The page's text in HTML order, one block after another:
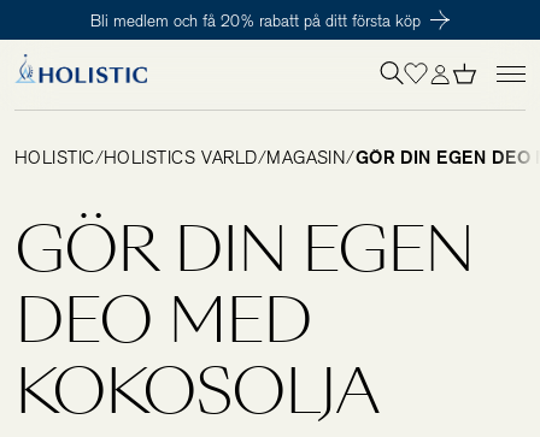
Bli medlem och få 20% rabatt på ditt första köp
Kit
Tillagd i varukorgen Till kassan
För att påbörja en prenumeration hos oss så behöver du vara medlem i
Holistic Club. Det är helt kostnadsfritt.
HOLISTIC/HOLISTICS VÄRLD/MAGASIN/GÖR DIN EGEN DEO
GÖR DIN EGEN
DEO MED
KOKOSOLJA